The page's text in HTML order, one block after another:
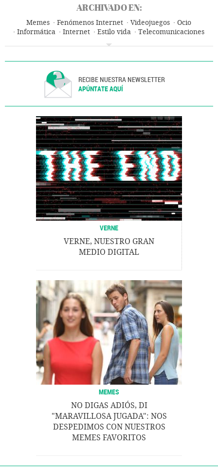
ARCHIVADO EN:
Memes Fenómenos Internet Videojuegos
Ocio
Informática
Internet Estilo vida
Telecomunicaciones
RECIBE NUESTRA NEWSLETTER
APÚNTATE AQUÍ
VERNE
VERNE, NUESTRO GRAN
MEDIO DIGITAL
MEMES
NO DIGAS ADIÓS, DI
"MARAVILLOSA JUGADA": NOS
DESPEDIMOS CON NUESTROS
MEMES FAVORITOS